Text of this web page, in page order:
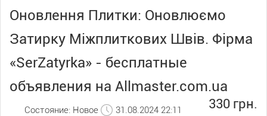
Оновлення Плитки: Оновлюємо
Затирку Міжплиткових Швів. Фірма
«SerZatyrka» - бесплатные
объявления на Allmaster.com.ua
330 грн.
Состояние: Новое 31.08.2024 22:11